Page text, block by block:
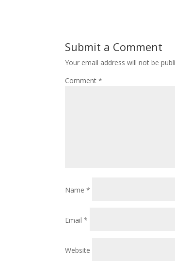
Submit a Comment
Your email address will not be
Comment*
Name*
Email*
Website